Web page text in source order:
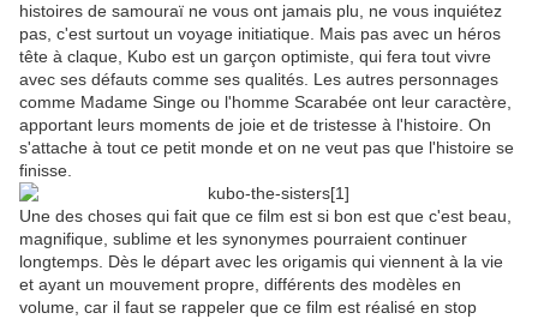
histoires de samouraï ne vous ont jamais plu, ne vous inquiétez
pas, c'est surtout un voyage initiatique. Mais pas avec un héros
tête à claque, Kubo est un garçon optimiste, qui fera tout vivre
avec ses défauts comme ses qualités. Les autres personnages
comme Madame Singe ou l'homme Scarabée ont leur caractère,
apportant leurs moments de joie et de tristesse à l'histoire. On
s'attache à tout ce petit monde et on ne veut pas que l'histoire se
finisse.
Une des choses qui fait que ce film est si bon est que c'est beau,
magnifique, sublime et les synonymes pourraient continuer
longtemps. Dès le départ avec les origamis qui viennent à la vie
et ayant un mouvement propre, différents des modèles en
volume, car il faut se rappeler que ce film est réalisé en stop